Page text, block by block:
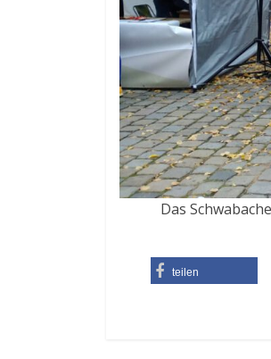
Das
teilen